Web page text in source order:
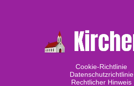
Cookie-Richtlinie
Datenschutzrichtlinie
Rechtlicher Hinweis